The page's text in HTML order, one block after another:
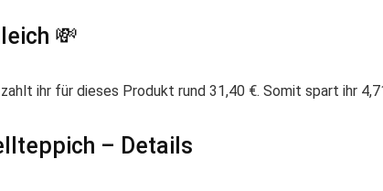
💸
ihr für dieses Produkt rund 31,40 €. Somit spart ihr
– Details